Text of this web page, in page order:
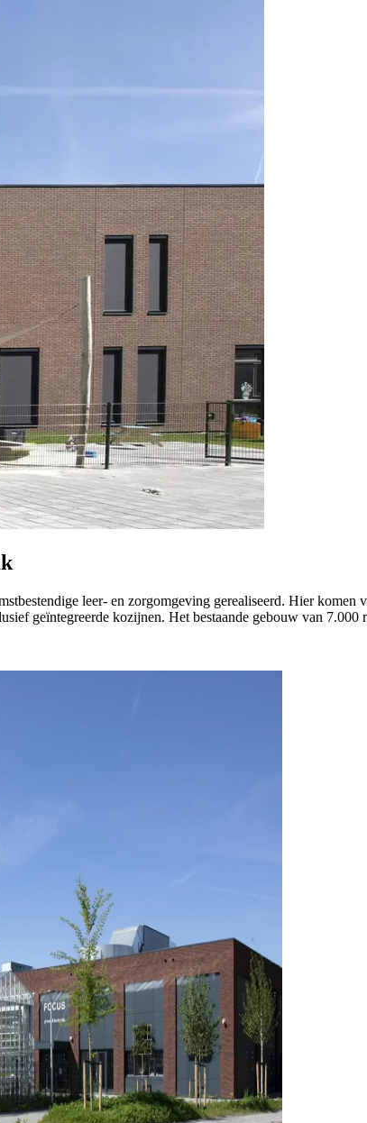
leer- en zorgomgeving gerealiseerd. Hier
geïntegreerde kozijnen. Het bestaande gebouw van